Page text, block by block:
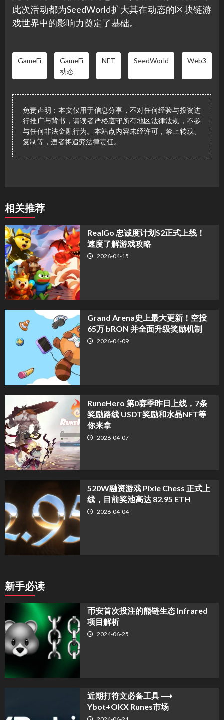
此次活动都为SeedWorld扩大其在动态的区块链游
戏世界中的影响力奠定了基础。
GameFi
GameFi
动态
NFT SeedWorld Web3
免责声明：本文仅用于信息分享，不对任何经验与投资进
行推广与背书，请读者严格遵守所有地区法律法规，不参
与任何非法金融行为。本站点内容未经许可，禁止转载、
复制等，违者将追究法律责任。
相关推荐
​RealGo 忠诚度计划S2正式上线！
速度了解游戏攻略
2026-04-15
Grand Arena史上最大更新！空投
65万 bRON 并全面升级奖励机制
2026-04-09
RuneHero 第0赛季昨日上线，7条
奖励路线 USDT奖励和水晶NFT等
你来拿
2026-04-07
520W融资游戏 Pixie Chess 正式上
线，目前奖池高达 82.95 ETH
2026-04-04
新手必读
币安首次投注的熊链生态 Infrared
项目解析
2024-06-25
近期打符文必备工具 ⟶
Ybot+OKX Runes市场